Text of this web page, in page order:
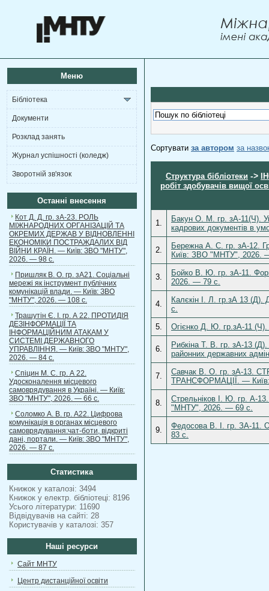
Меню
Бібліотека
Документи
Розклад занять
Журнал успішності (коледж)
Зворотній зв'язок
Останні внесення
Кот Д. Д. гр. зА-23. РОЛЬ
МІЖНАРОДНИХ ОРГАНІЗАЦІЙ ТА
ОКРЕМИХ ДЕРЖАВ У ВІДНОВЛЕННІ
ЕКОНОМІКИ ПОСТРАЖДАЛИХ ВІД
ВІЙНИ КРАЇН. — Київ: ЗВО "МНТУ",
2026. — 98 с.
Пришляк В. О. гр. зА21. Соціальні
мережі як інструмент публічних
комунікацій влади. — Київ: ЗВО
"МНТУ", 2026. — 108 с.
Трашутін Є. І. гр. А 22. ПРОТИДІЯ
ДЕЗІНФОРМАЦІЇ ТА
ІНФОРМАЦІЙНИМ АТАКАМ У
СИСТЕМІ ДЕРЖАВНОГО
УПРАВЛІННЯ. — Київ: ЗВО "МНТУ",
2026. — 84 с.
Спіцин М. С. гр. А 22.
Удосконалення місцевого
самоврядування в Україні. — Київ:
ЗВО "МНТУ", 2026. — 66 с.
Соломко А. В. гр. А22. Цифрова
комунікація в органах місцевого
самоврядування:чат-боти, відкриті
дані, портали. — Київ: ЗВО "МНТУ",
2026. — 87 с.
Статистика
Книжок у каталозі: 3494
Книжок у електр. бібліотеці: 8196
Усього літератури: 11690
Відвідувачів на сайті: 28
Користувачів у каталозі: 357
Наші ресурси
Сайт МНТУ
Центр дистанційної освіти
Сортувати за автором за
Структура бібліотеки ->
робіт здобувачів вищої
1.
Бакун О. М. гр. зА-11(Ч).
кадрових документів в
2.
Бережна А. С. гр. зА-12.
Київ: ЗВО "МНТУ", 2026.
3.
Бойко В. Ю. гр. зА-11.
2026. — 79 с.
4.
Калєкін І. Л. гр.зА 13
с.
5.
Огієнко Д. Ю. гр.зА-11
6.
Рибкіна Т. В. гр. зА-13 (Д).
районних державних
7.
Савчак В. О. гр. зА-13.
ТРАНСФОРМАЦІЇ. —
8.
Стрельніков І. Ю. гр. А-
"МНТУ", 2026. — 69 с.
9.
Федосова В. І. гр. ЗА-11.
83 с.